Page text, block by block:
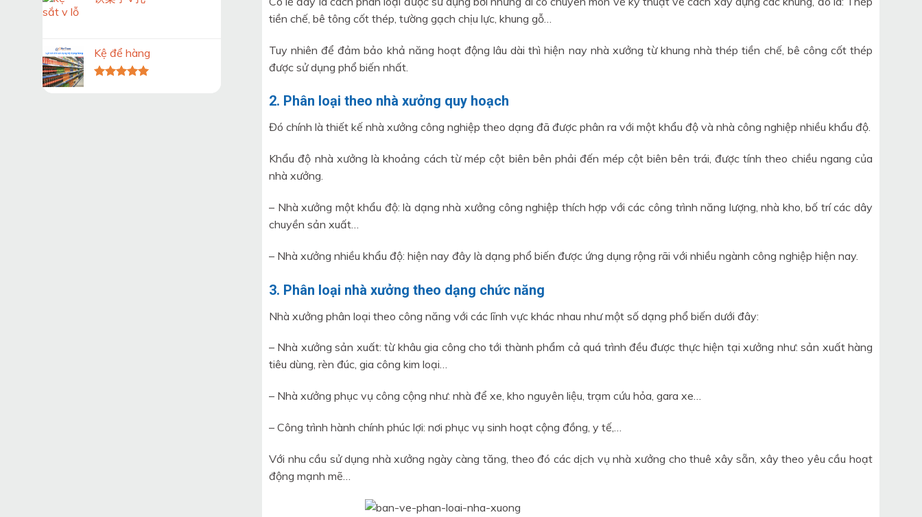
Kệ để hàng
tiền chế, bê tông cốt thép, tường gạch chịu lực, khung gỗ…
Tuy nhiên để đảm bảo khả năng hoạt động lâu dài thì hiện nay nhà xưởng từ khung nhà thép tiền chế, bê công cốt thép
được sử dụng phổ biến nhất.
2. Phân loại theo nhà xưởng quy hoạch
Đó chính là thiết kế nhà xưởng công nghiệp theo dạng đã được phân ra với một khẩu độ và nhà công nghiệp nhiều khẩu độ.
Khẩu độ nhà xưởng là khoảng cách từ mép cột biên bên phải đến mép cột biên bên trái, được tính theo chiều ngang của
nhà xưởng.
– Nhà xưởng một khẩu độ: là dạng nhà xưởng công nghiệp thích hợp với các công trình năng lượng, nhà kho, bố trí các dây
chuyền sản xuất…
– Nhà xưởng nhiều khẩu độ: hiện nay đây là dạng phổ biến được ứng dụng rộng rãi với nhiều ngành công nghiệp hiện nay.
3. Phân loại nhà xưởng theo dạng chức năng
Nhà xưởng phân loại theo công năng với các lĩnh vực khác nhau như một số dạng phổ biến dưới đây:
– Nhà xưởng sản xuất: từ khâu gia công cho tới thành phẩm cả quá trình đều được thực hiện tại xưởng như: sản xuất hàng
tiêu dùng, rèn đúc, gia công kim loại…
– Nhà xưởng phục vụ công cộng như: nhà để xe, kho nguyên liệu, trạm cứu hỏa, gara xe…
– Công trình hành chính phúc lợi: nơi phục vụ sinh hoạt cộng đồng, y tế,…
Với nhu cầu sử dụng nhà xưởng ngày càng tăng, theo đó các dịch vụ nhà xưởng cho thuê xây sẵn, xây theo yêu cầu hoạt
động mạnh mẽ…